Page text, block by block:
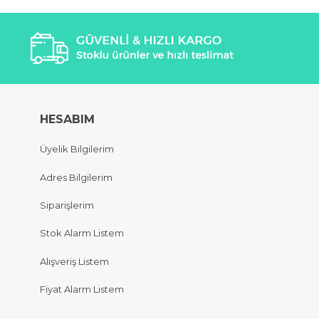
HESABIM
Üyelik Bilgilerim
Adres Bilgilerim
Siparişlerim
Stok Alarm Listem
Alışveriş Listem
Fiyat Alarm Listem